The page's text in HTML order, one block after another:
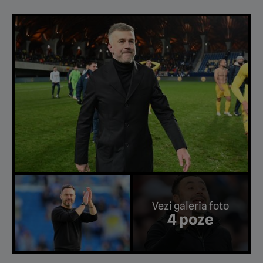
Vezi galeria foto
4 poze